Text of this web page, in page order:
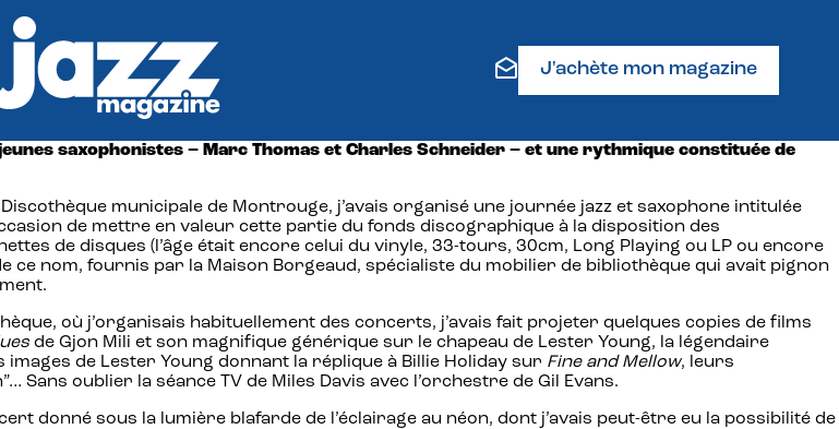
J'achète mon magazine
saxophonistes – Marc Thomas et Charles Schneider – et une rythmique constituée de
municipale de Montrouge, j’avais organisé une journée jazz et saxophone intitulée
de mettre en valeur cette partie du fonds discographique à la disposition des
de disques (l’âge était encore celui du vinyle, 33-tours, 30cm, Long Playing ou LP ou encore
ce nom, fournis par la Maison Borgeaud, spécialiste du mobilier de bibliothèque qui avait pignon
où j’organisais habituellement des concerts, j’avais fait projeter quelques copies de films
de Gjon Mili et son magnifique générique sur le chapeau de Lester Young, la légendaire
de Lester Young donnant la réplique à Billie Holiday sur Fine and Mellow, leurs
oublier la séance TV de Miles Davis avec l’orchestre de Gil Evans.
donné sous la lumière blafarde de l’éclairage au néon, dont j’avais peut-être eu la possibilité de